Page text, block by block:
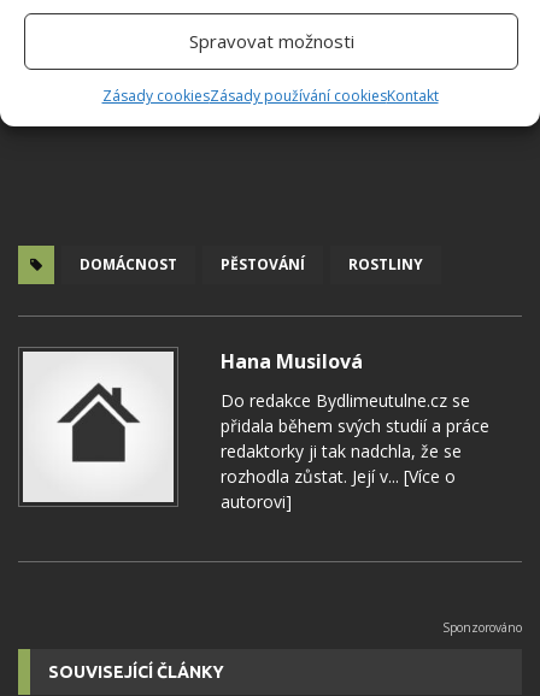
Spravovat možnosti
Zásady cookiesZásady používání cookiesKontakt
DOMÁCNOST PĚSTOVÁNÍ ROSTLINY
Hana Musilová
Do redakce Bydlimeutulne.cz se
přidala během svých studií a práce
redaktorky ji tak nadchla, že se
rozhodla zůstat. Její v... [Více o
autorovi]
SOUVISEJÍCÍ ČLÁNKY